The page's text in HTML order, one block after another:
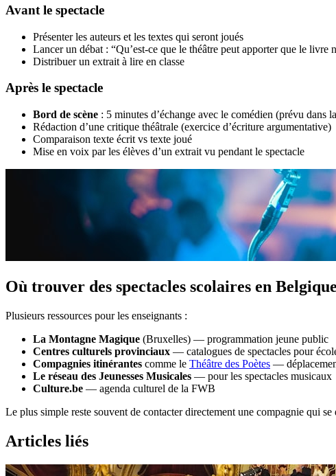
Avant le spectacle
Présenter les auteurs et les textes qui seront joués
Lancer un débat : “Qu’est-ce que le théâtre peut apporter que le livre
Distribuer un extrait à lire en classe
Après le spectacle
Bord de scène : 5 minutes d’échange avec le comédien (prévu dans
Rédaction d’une critique théâtrale (exercice d’écriture argumentative)
Comparaison texte écrit vs texte joué
Mise en voix par les élèves d’un extrait vu pendant le spectacle
Où trouver des spectacles scolaires en
Plusieurs ressources pour les enseignants :
La Montagne Magique (Bruxelles) — programmation jeune public
Centres culturels provinciaux — catalogues de spectacles pour
Compagnies itinérantes comme le Théâtre des Poètes —
Le réseau des Jeunesses Musicales — pour les spectacles musicaux
Culture.be — agenda culturel de la FWB
Le plus simple reste souvent de contacter directement une compagnie qui
Articles liés